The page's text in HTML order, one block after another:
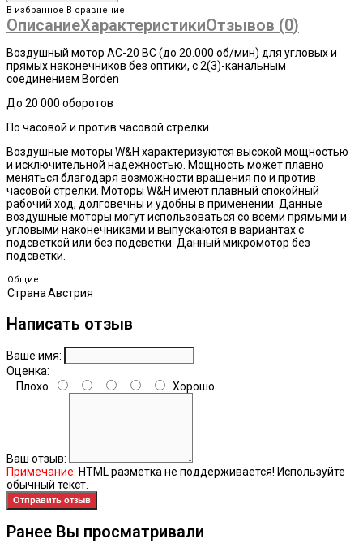
В избранное В сравнение
ОписаниеХарактеристикиОтзывов (0)
Воздушный мотор АС-20 ВС (до 20.000 об/мин) для угловых и
прямых наконечников без оптики, с 2(3)-канальным
соединением Borden
До 20 000 оборотов
По часовой и против часовой стрелки
Воздушные моторы W&H характеризуются высокой мощностью
и исключительной надежностью. Мощность может плавно
меняться благодаря возможности вращения по­ и против
часовой стрелки. Моторы W&H имеют плавный спокойный
рабочий ход, долговечны и удобны в применении. Данные
воздушные моторы могут использоваться со всеми прямыми и
угловыми наконечниками и выпускаются в вариантах с
подсветкой или без подсветки. Данный микромотор без
подсветки
Общие
СтранаАвстрия
Написать отзыв
Ваше имя:
Оценка:
Плохо
Хорошо
Ваш отзыв:
Примечание: HTML разметка не поддерживается! Используйте
обычный текст.
Отправить отзыв
Ранее Вы просматривали